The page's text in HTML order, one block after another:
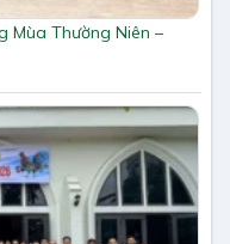
Mùa Thường Niên –